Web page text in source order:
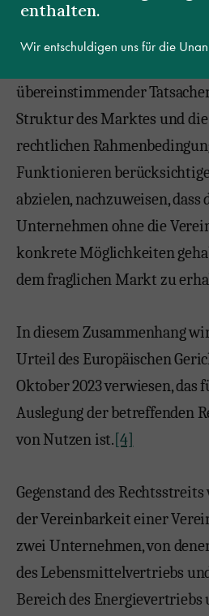
Der Nachweis einer
übereinstimmender
Struktur des Marktes und
rechtlichen
Funktionieren
abzielen, nachzuweisen, dass
Unternehmen ohne die
konkrete Möglichkeiten
dem fraglichen Markt zu
In diesem Zusammenhang
Urteil des Europäischen
Oktober 2023 verwiesen,
Auslegung der betreffenden
von Nutzen ist.[4]
Gegenstand des
der Vereinbarkeit einer
zwei Unternehmen, von
des Lebensmittelvertriebs
Bereich des Energievertriebs
enthalten.
Wir entschuldigen uns für die